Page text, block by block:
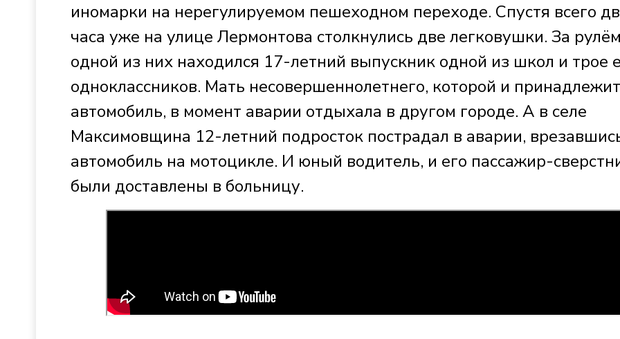
иномарки на нерегулируемом пешеходном переходе. Спустя всего
часа уже на улице Лермонтова столкнулись две легковушки. За
одной из них находился 17-летний выпускник одной из школ и трое
одноклассников. Мать несовершеннолетнего, которой и принадлежит
автомобиль, в момент аварии отдыхала в другом городе. А в селе
Максимовщина 12-летний подросток пострадал в аварии,
автомобиль на мотоцикле. И юный водитель, и его пассажир-
были доставлены в больницу.